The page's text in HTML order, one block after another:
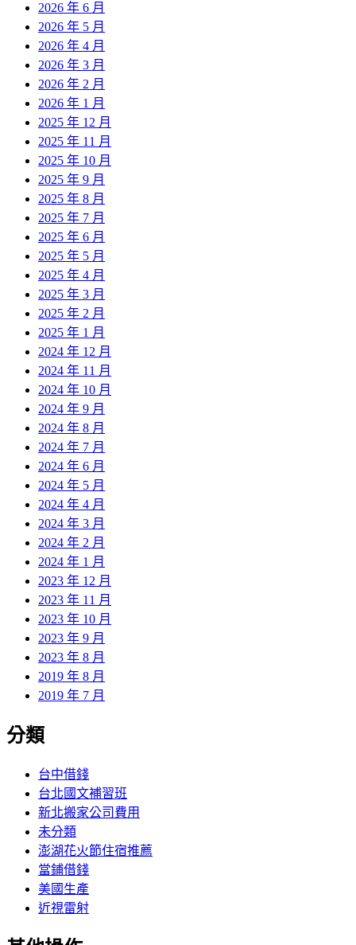
2026 年 6 月
2026 年 5 月
2026 年 4 月
2026 年 3 月
2026 年 2 月
2026 年 1 月
2025 年 12 月
2025 年 11 月
2025 年 10 月
2025 年 9 月
2025 年 8 月
2025 年 7 月
2025 年 6 月
2025 年 5 月
2025 年 4 月
2025 年 3 月
2025 年 2 月
2025 年 1 月
2024 年 12 月
2024 年 11 月
2024 年 10 月
2024 年 9 月
2024 年 8 月
2024 年 7 月
2024 年 6 月
2024 年 5 月
2024 年 4 月
2024 年 3 月
2024 年 2 月
2024 年 1 月
2023 年 12 月
2023 年 11 月
2023 年 10 月
2023 年 9 月
2023 年 8 月
2019 年 8 月
2019 年 7 月
分類
台中借錢
台北國文補習班
新北搬家公司費用
未分類
澎湖花火節住宿推薦
當鋪借錢
美國生產
近視雷射